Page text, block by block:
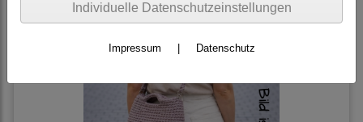
Individuelle Datenschutzeinstellungen
Impressum Datenschutz